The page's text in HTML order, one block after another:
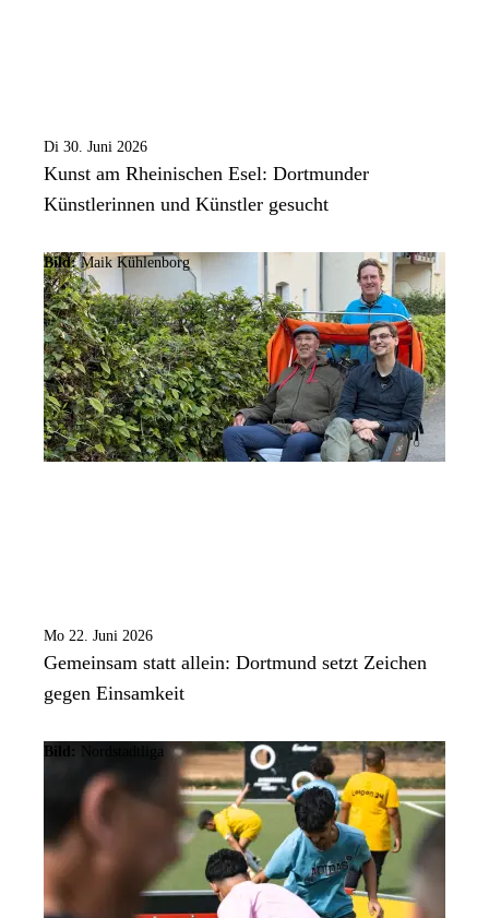
Di 30. Juni 2026
Kunst am Rheinischen Esel: Dortmunder
Künstlerinnen und Künstler gesucht
Bild: Maik Kühlenborg
Mo 22. Juni 2026
Gemeinsam statt allein: Dortmund setzt Zeichen
gegen Einsamkeit
Bild: Nordstadtliga